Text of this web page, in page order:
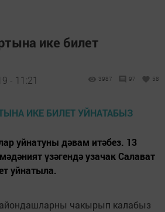
ике билет
- 11:21 3987 97 58
уйнатуны дәвам итәбез. 13
үзәгендә узачак Салават
уйнатыла.
чакырып калабыз